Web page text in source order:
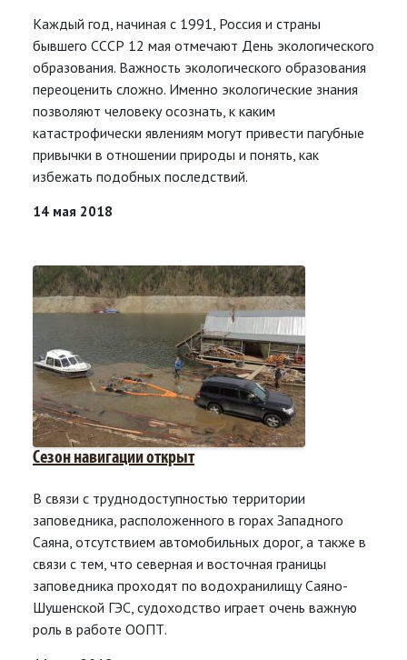
Каждый год, начиная с 1991, Россия и страны
бывшего СССР 12 мая отмечают День экологического
образования. Важность экологического образования
переоценить сложно. Именно экологические знания
позволяют человеку осознать, к каким
катастрофически явлениям могут привести пагубные
привычки в отношении природы и понять, как
избежать подобных последствий.
14 мая 2018
Сезон навигации открыт
В связи с труднодоступностью территории
заповедника, расположенного в горах Западного
Саяна, отсутствием автомобильных дорог, а также в
связи с тем, что северная и восточная границы
заповедника проходят по водохранилищу Саяно-
Шушенской ГЭС, судоходство играет очень важную
роль в работе ООПТ.